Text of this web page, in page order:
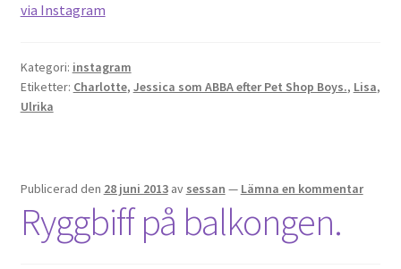
via Instagram
Kategori: instagram
Etiketter: Charlotte, Jessica som ABBA efter Pet Shop Boys., Lisa,
Ulrika
Publicerad den 28 juni 2013 av sessan — Lämna en kommentar
Ryggbiff på balkongen.